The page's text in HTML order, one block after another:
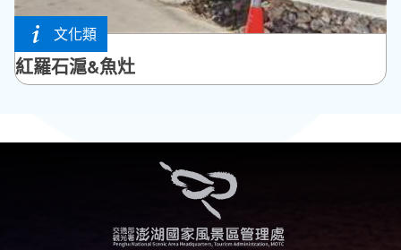
文化類
湖西鄉
紅羅石滬&魚灶